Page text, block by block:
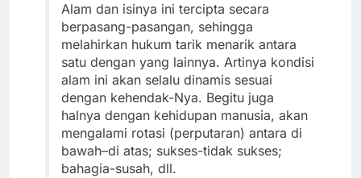
Alam dan isinya ini tercipta secara
berpasang-pasangan, sehingga
melahirkan hukum tarik menarik antara
satu dengan yang lainnya. Artinya kondisi
alam ini akan selalu dinamis sesuai
dengan kehendak-Nya. Begitu juga
halnya dengan kehidupan manusia, akan
mengalami rotasi (perputaran) antara di
bawah–di atas; sukses-tidak sukses;
bahagia-susah, dll.